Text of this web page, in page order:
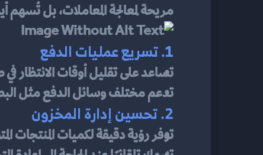
مريحة لمعالجة المعاملات، بل
1. تسريع عمليات الدفع
تساعد على تقليل أوقات الانتظار في
تدعم مختلف وسائل الدفع مثل
2. تحسين إدارة المخزون
توفر رؤية دقيقة لكميات المنتجات